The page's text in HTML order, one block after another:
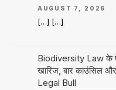
AUGUST 7, 2026
[…] […]
Biodiversity Law के
खारिज, बार काउंसिल
Legal Bull